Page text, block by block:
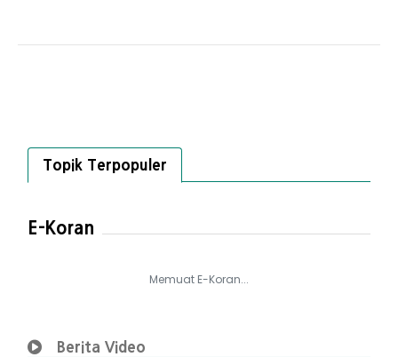
Topik Terpopuler
E-Koran
Memuat E-Koran...
Berita Video